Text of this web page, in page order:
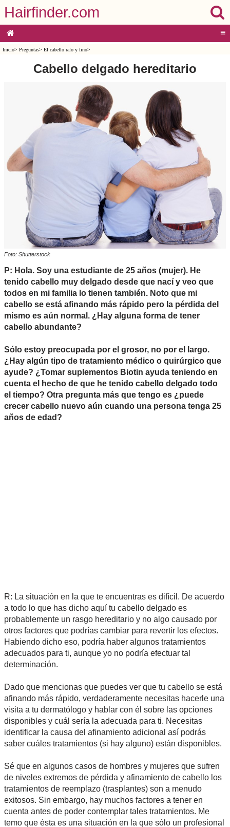
Hairfinder.com
≡
Inicio> Preguntas> El cabello ralo y fino>
Cabello delgado hereditario
Foto: Shutterstock
P: Hola. Soy una estudiante de 25 años (mujer). He
tenido cabello muy delgado desde que nací y veo que
todos en mi familia lo tienen también. Noto que mi
cabello se está afinando más rápido pero la pérdida del
mismo es aún normal. ¿Hay alguna forma de tener
cabello abundante?
Sólo estoy preocupada por el grosor, no por el largo.
¿Hay algún tipo de tratamiento médico o quirúrgico que
ayude? ¿Tomar suplementos Biotin ayuda teniendo en
cuenta el hecho de que he tenido cabello delgado todo
el tiempo? Otra pregunta más que tengo es ¿puede
crecer cabello nuevo aún cuando una persona tenga 25
años de edad?
R: La situación en la que te encuentras es difícil. De acuerdo
a todo lo que has dicho aquí tu cabello delgado es
probablemente un rasgo hereditario y no algo causado por
otros factores que podrías cambiar para revertir los efectos.
Habiendo dicho eso, podría haber algunos tratamientos
adecuados para ti, aunque yo no podría efectuar tal
determinación.
Dado que mencionas que puedes ver que tu cabello se está
afinando más rápido, verdaderamente necesitas hacerle una
visita a tu dermatólogo y hablar con él sobre las opciones
disponibles y cuál sería la adecuada para ti. Necesitas
identificar la causa del afinamiento adicional así podrás
saber cuáles tratamientos (si hay alguno) están disponibles.
Sé que en algunos casos de hombres y mujeres que sufren
de niveles extremos de pérdida y afinamiento de cabello los
tratamientos de reemplazo (trasplantes) son a menudo
exitosos. Sin embargo, hay muchos factores a tener en
cuenta antes de poder contemplar tales tratamientos. Me
temo que ésta es una situación en la que sólo un profesional